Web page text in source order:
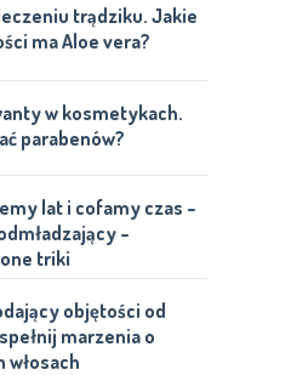
trądziku. Jakie
ma Aloe vera?
w kosmetykach.
parabenów?
lat i cofamy czas –
–
triki
objętości od
marzenia o
włosach